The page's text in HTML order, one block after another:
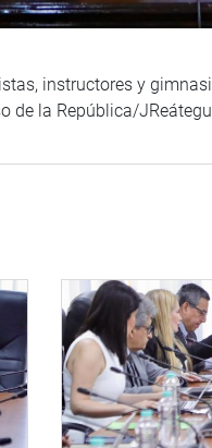
instructores y
de la República/